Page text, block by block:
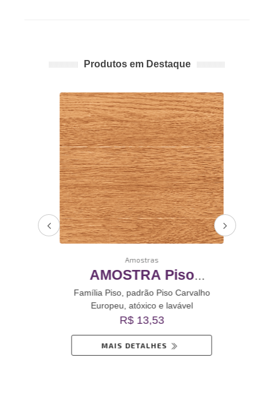
Produtos em Destaque
Amostras
AMOSTRA Piso
Carvalho Europeu
Revestimento De Vinil
Autoadesivo
Família Piso, padrão Piso Carvalho
Europeu, atóxico e lavável
R$ 13,53
MAIS DETALHES